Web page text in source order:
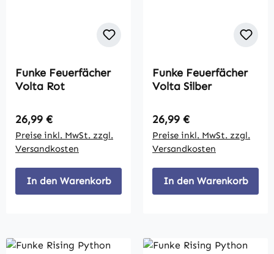
Funke Feuerfächer
Volta Rot
Regulärer Preis:
26,99 €
Preise inkl. MwSt. zzgl.
Versandkosten
In den Warenkorb
Funke Feuerfächer
Volta Silber
Regulärer Preis:
26,99 €
Preise inkl. MwSt. zzgl.
Versandkosten
In den Warenkorb